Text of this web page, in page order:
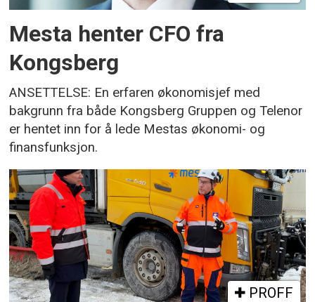
Mesta henter CFO fra
Kongsberg
ANSETTELSE: En erfaren økonomisjef med
bakgrunn fra både Kongsberg Gruppen og Telenor
er hentet inn for å lede Mestas økonomi- og
finansfunksjon.
PROFF